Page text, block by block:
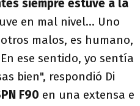
siempre estuve a la
en mal nivel... Uno
malos, es humano,
En ese sentido, yo sentía
bien", respondió Di
F90 en una extensa e